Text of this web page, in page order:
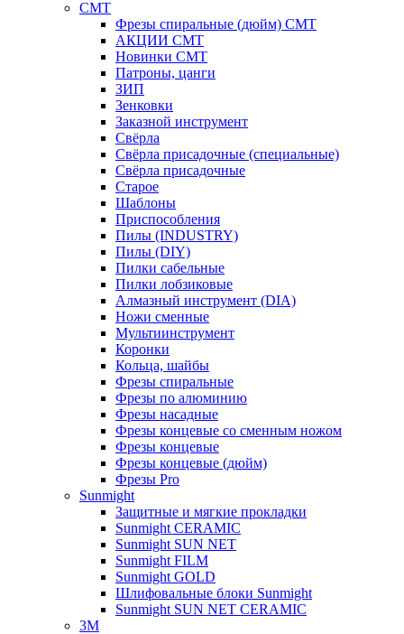
CMT
Фрезы спиральные (дюйм) СМТ
АКЦИИ СМТ
Новинки CMT
Патроны, цанги
ЗИП
Зенковки
Заказной инструмент
Свёрла
Свёрла присадочные (специальные)
Свёрла присадочные
Старое
Шаблоны
Приспособления
Пилы (INDUSTRY)
Пилы (DIY)
Пилки сабельные
Пилки лобзиковые
Алмазный инструмент (DIA)
Ножи сменные
Мультиинструмент
Коронки
Кольца, шайбы
Фрезы спиральные
Фрезы по алюминию
Фрезы насадные
Фрезы концевые со сменным ножом
Фрезы концевые
Фрезы концевые (дюйм)
Фрезы Pro
Sunmight
Защитные и мягкие прокладки
Sunmight CERAMIC
Sunmight SUN NET
Sunmight FILM
Sunmight GOLD
Шлифовальные блоки Sunmight
Sunmight SUN NET CERAMIC
3M